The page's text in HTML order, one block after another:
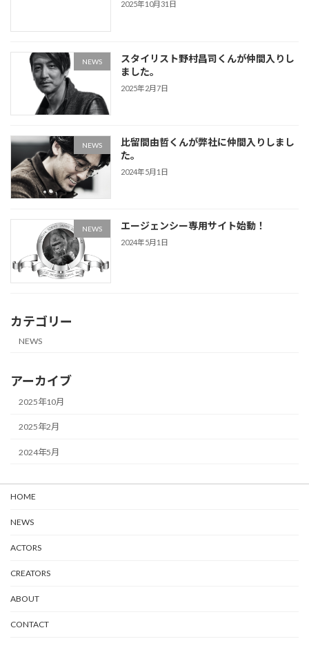
2025年10月31日
NEWS
スタイリスト野村昌司くんが仲間入りし
ました。
2025年2月7日
NEWS
比留間由哲くんが弊社に仲間入りしまし
た。
2024年5月1日
NEWS エージェンシー専用サイト始動！
2024年5月1日
カテゴリー
NEWS
アーカイブ
2025年10月
2025年2月
2024年5月
HOME
NEWS
ACTORS
CREATORS
ABOUT
CONTACT